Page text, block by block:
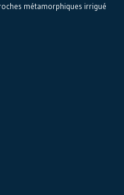
métamorphiques irrigué